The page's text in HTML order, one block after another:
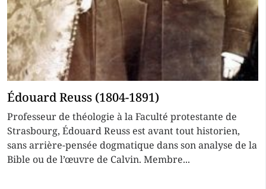
Édouard Reuss (1804-1891)
Professeur de théologie à la Faculté protestante de
Strasbourg, Édouard Reuss est avant tout historien,
sans arrière-pensée dogmatique dans son analyse de la
Bible ou de l’œuvre de Calvin. Membre...